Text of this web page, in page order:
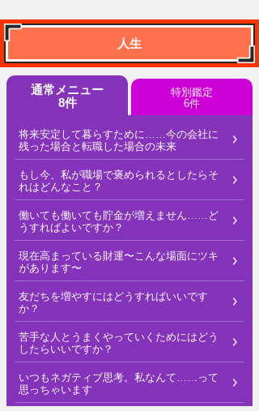
人生
通常メニュー
8件
特別鑑定
6件
将来安定して暮らすために……今の会社に
残った場合と転職した場合の未来
もし今、私が職場で褒められるとしたらそ
れはどんなこと？
働いても働いても貯金が増えません……ど
うすればよいですか？
現在高まっている財運〜こんな場面にツキ
があります〜
友だちを増やすにはどうすればいいです
か？
苦手な人とうまくやっていくためにはどう
したらいいですか？
いつもネガティブ思考。私なんて……って
思っちゃいます